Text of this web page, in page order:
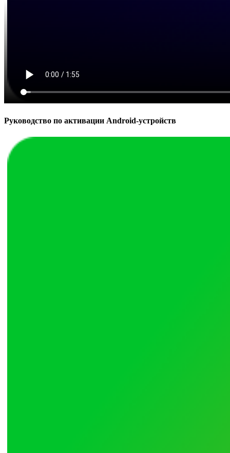
Руководство по активации Android-устройств